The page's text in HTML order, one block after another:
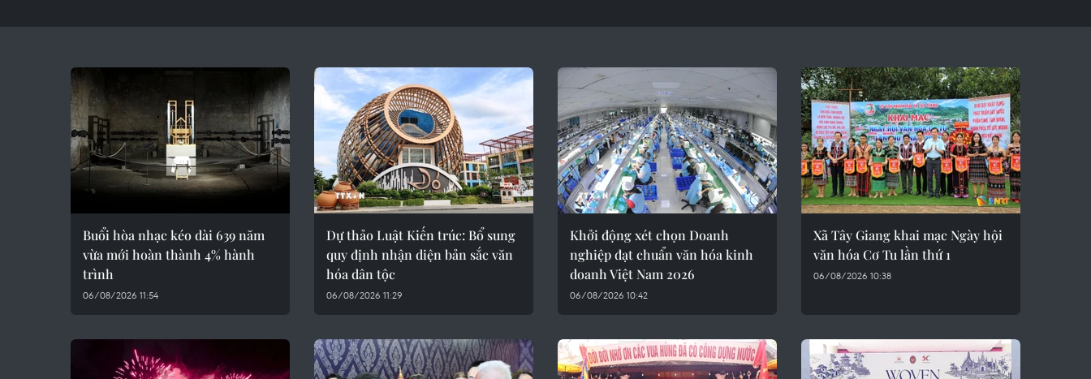
Buổi hòa nhạc kéo dài 639 năm
vừa mới hoàn thành 4% hành
trình
06/08/2026 11:54
Dự thảo Luật Kiến trúc: Bổ sung
quy định nhận diện bản sắc văn
hóa dân tộc
06/08/2026 11:29
Khởi động xét chọn Doanh
nghiệp đạt chuẩn văn hóa kinh
doanh Việt Nam 2026
06/08/2026 10:42
Xã Tây Giang khai mạc Ngày hội
văn hóa Cơ Tu lần thứ 1
06/08/2026 10:38